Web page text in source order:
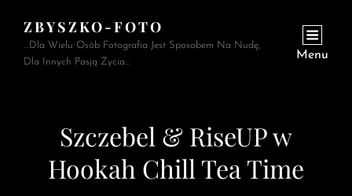
ZBYSZKO-FOTO
…Dla Wielu Osób Fotografia Jest Sposobem Na Nudę,
Dla Innych Pasją Życia…
Menu
Szczebel & RiseUP w
Hookah Chill Tea Time